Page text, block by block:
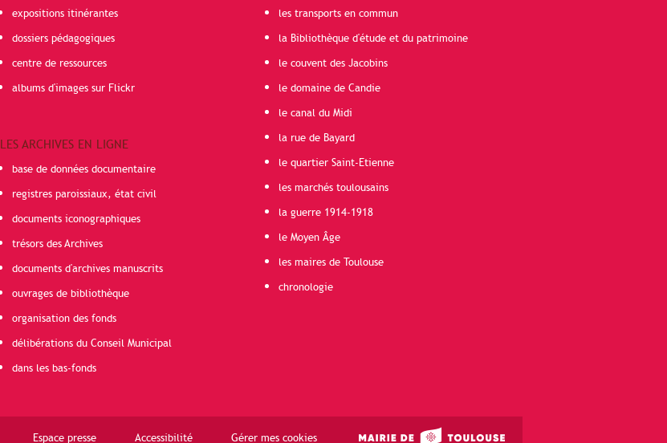
expositions itinérantes
dossiers pédagogiques
centre de ressources
albums d'images sur Flickr
LES ARCHIVES EN LIGNE
base de données documentaire
registres paroissiaux, état civil
documents iconographiques
trésors des Archives
documents d'archives manuscrits
ouvrages de bibliothèque
organisation des fonds
délibérations du Conseil Municipal
dans les bas-fonds
les transports en commun
la Bibliothèque d'étude et du patrimoine
le couvent des Jacobins
le domaine de Candie
le canal du Midi
la rue de Bayard
le quartier Saint-Etienne
les marchés toulousains
la guerre 1914-1918
le Moyen Âge
les maires de Toulouse
chronologie
Espace presse Accessibilité Gérer mes cookies